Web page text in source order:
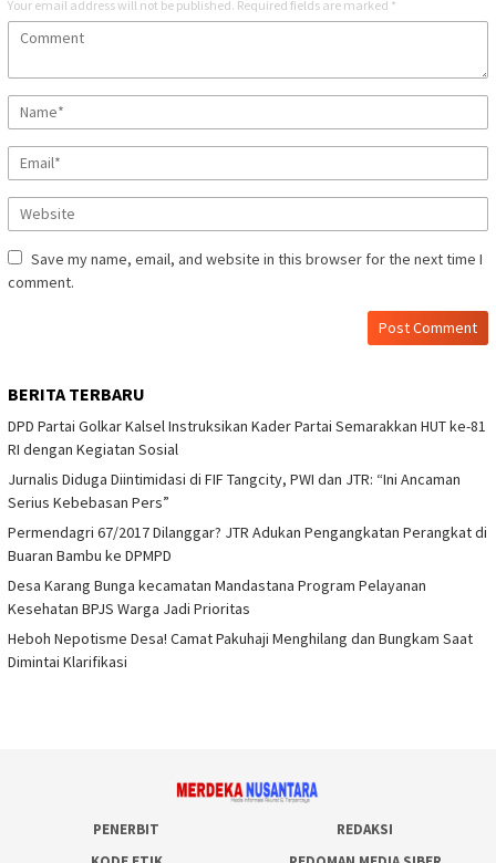
Your email address will not be published. Required fields are marked *
Save my name, email, and website in this browser for the next time I
comment.
BERITA TERBARU
DPD Partai Golkar Kalsel Instruksikan Kader Partai Semarakkan HUT ke-81
RI dengan Kegiatan Sosial
Jurnalis Diduga Diintimidasi di FIF Tangcity, PWI dan JTR: “Ini Ancaman
Serius Kebebasan Pers”
Permendagri 67/2017 Dilanggar? JTR Adukan Pengangkatan Perangkat di
Buaran Bambu ke DPMPD
Desa Karang Bunga kecamatan Mandastana Program Pelayanan
Kesehatan BPJS Warga Jadi Prioritas
Heboh Nepotisme Desa! Camat Pakuhaji Menghilang dan Bungkam Saat
Dimintai Klarifikasi
PENERBIT
REDAKSI